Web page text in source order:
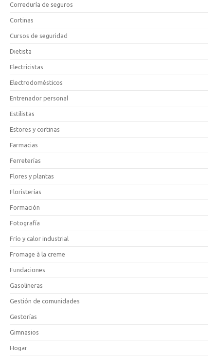
Correduría de seguros
Cortinas
Cursos de seguridad
Dietista
Electricistas
Electrodomésticos
Entrenador personal
Estilistas
Estores y cortinas
Farmacias
Ferreterías
Flores y plantas
Floristerías
Formación
Fotografía
Frío y calor industrial
Fromage à la creme
Fundaciones
Gasolineras
Gestión de comunidades
Gestorías
Gimnasios
Hogar